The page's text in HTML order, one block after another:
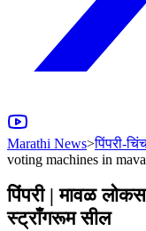
Marathi News>पिंपरी-
voting machines in
पिंपरी | मावळ
स्ट्राँगरूम सील